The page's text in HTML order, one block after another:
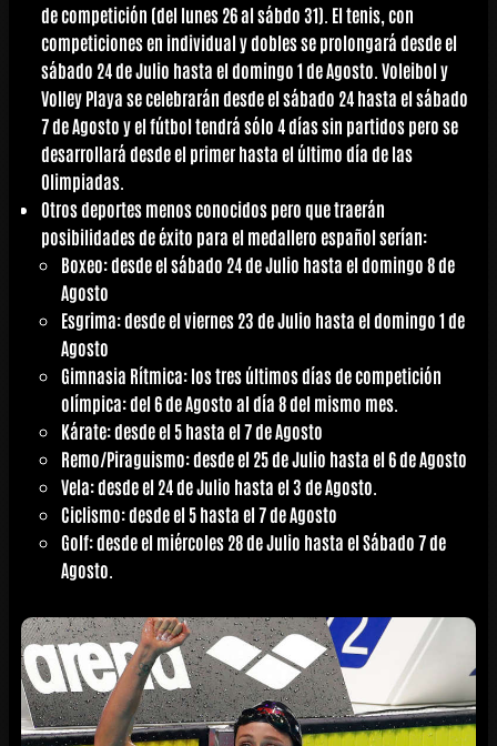
de competición (del lunes 26 al sábdo 31). Eltenis, con
competiciones en individual y dobles se prolongará desde el
sábado 24 de Julio hasta el domingo 1 de Agosto. Voleiboly
Volley Playa se celebrarán desde el sábado 24 hasta el sábado
7 de Agosto y elfútboltendrá sólo 4 días sin partidos pero se
desarrollará desde el primer hasta el último día de las
Olimpiadas.
Otros deportes menos conocidos pero que traerán
posibilidades de éxito para el medallero español serían:
Boxeo: desde el sábado 24 de Julio hasta el domingo 8 de
Agosto
Esgrima: desde el viernes 23 de Julio hasta el domingo 1 de
Agosto
Gimnasia Rítmica: los tres últimos días de competición
olímpica: del 6 de Agosto al día 8 del mismo mes.
Kárate: desde el 5 hasta el 7 de Agosto
Remo/Piraguismo: desde el 25 de Julio hasta el 6 de Agosto
Vela: desde el 24 de Julio hasta el 3 de Agosto.
Ciclismo: desde el 5 hasta el 7 de Agosto
Golf: desde el miércoles 28 de Julio hasta el Sábado 7 de
Agosto.